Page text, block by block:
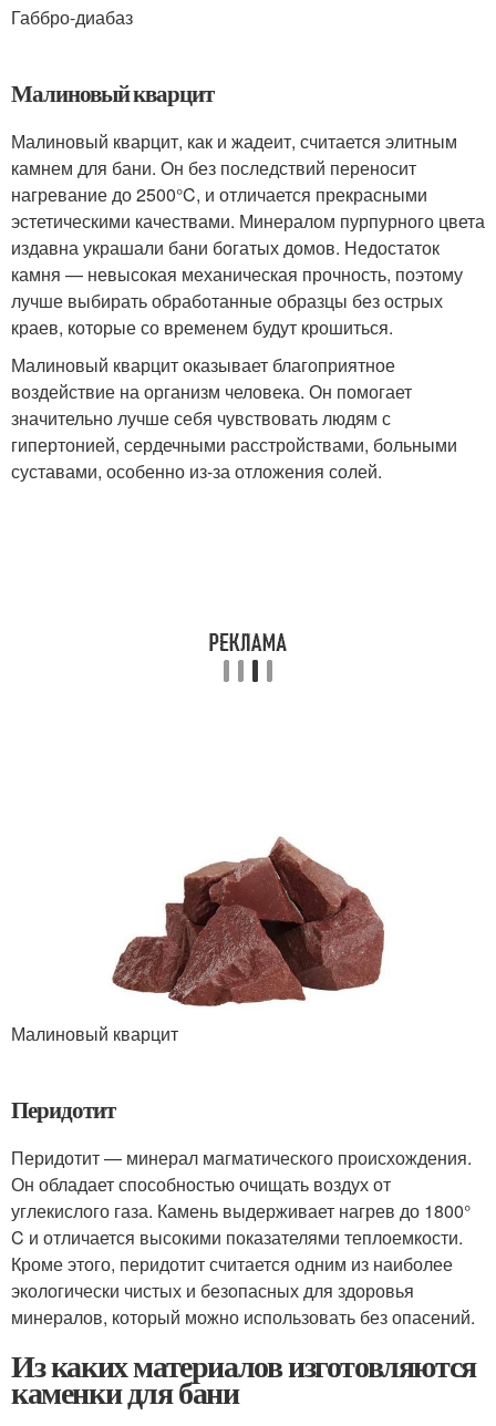
Габбро-диабаз
Малиновый кварцит
Малиновый кварцит, как и жадеит, считается элитным
камнем для бани. Он без последствий переносит
нагревание до 2500°C, и отличается прекрасными
эстетическими качествами. Минералом пурпурного цвета
издавна украшали бани богатых домов. Недостаток
камня — невысокая механическая прочность, поэтому
лучше выбирать обработанные образцы без острых
краев, которые со временем будут крошиться.
Малиновый кварцит оказывает благоприятное
воздействие на организм человека. Он помогает
значительно лучше себя чувствовать людям с
гипертонией, сердечными расстройствами, больными
суставами, особенно из-за отложения солей.
Малиновый кварцит
Перидотит
Перидотит — минерал магматического происхождения.
Он обладает способностью очищать воздух от
углекислого газа. Камень выдерживает нагрев до 1800°
C и отличается высокими показателями теплоемкости.
Кроме этого, перидотит считается одним из наиболее
экологически чистых и безопасных для здоровья
минералов, который можно использовать без опасений.
Из каких материалов изготовляются
каменки для бани